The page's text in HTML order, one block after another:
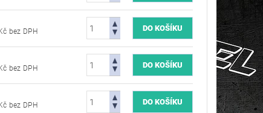
570,25 Kč bez DPH
570,25 Kč bez DPH
570,25 Kč bez DPH